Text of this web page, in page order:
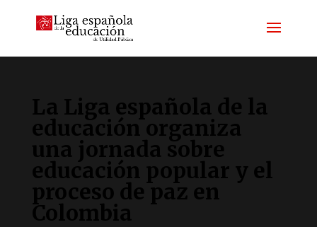
La Liga española de la
educación organiza
una jornada sobre
educación popular y el
proceso de paz en
Colombia